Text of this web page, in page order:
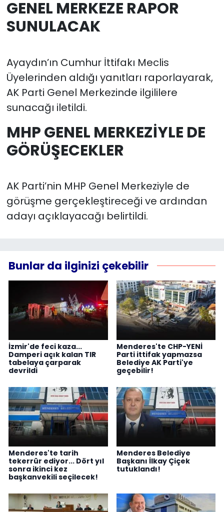
GENEL MERKEZE RAPOR
SUNULACAK
Ayaydın’ın Cumhur İttifakı Meclis
Üyelerinden aldığı yanıtları raporlayarak,
AK Parti Genel Merkezinde ilgililere
sunacağı iletildi.
MHP GENEL MERKEZİYLE DE
GÖRÜŞECEKLER
AK Parti’nin MHP Genel Merkeziyle de
görüşme gerçekleştireceği ve ardından
adayı açıklayacağı belirtildi.
Bunlar da ilginizi çekebilir
İzmir'de feci kaza...
Damperi açık kalan TIR
tabelaya çarparak
devrildi
Menderes'te CHP-YENİ
Parti ittifak yapmazsa
Belediye AK Parti'ye
geçebilir!
Menderes'te tarih
tekerrür ediyor... Dört yıl
sonra ikinci kez
başkanvekili seçilecek!
Menderes Belediye
Başkanı İlkay Çiçek
tutuklandı!